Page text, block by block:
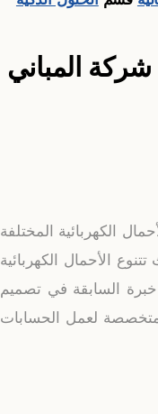
شركة المباني
الكهربائية المختلفة
الأحمال الكهربائية
خبرة السابقة في تصميم
لعمل الحسابات